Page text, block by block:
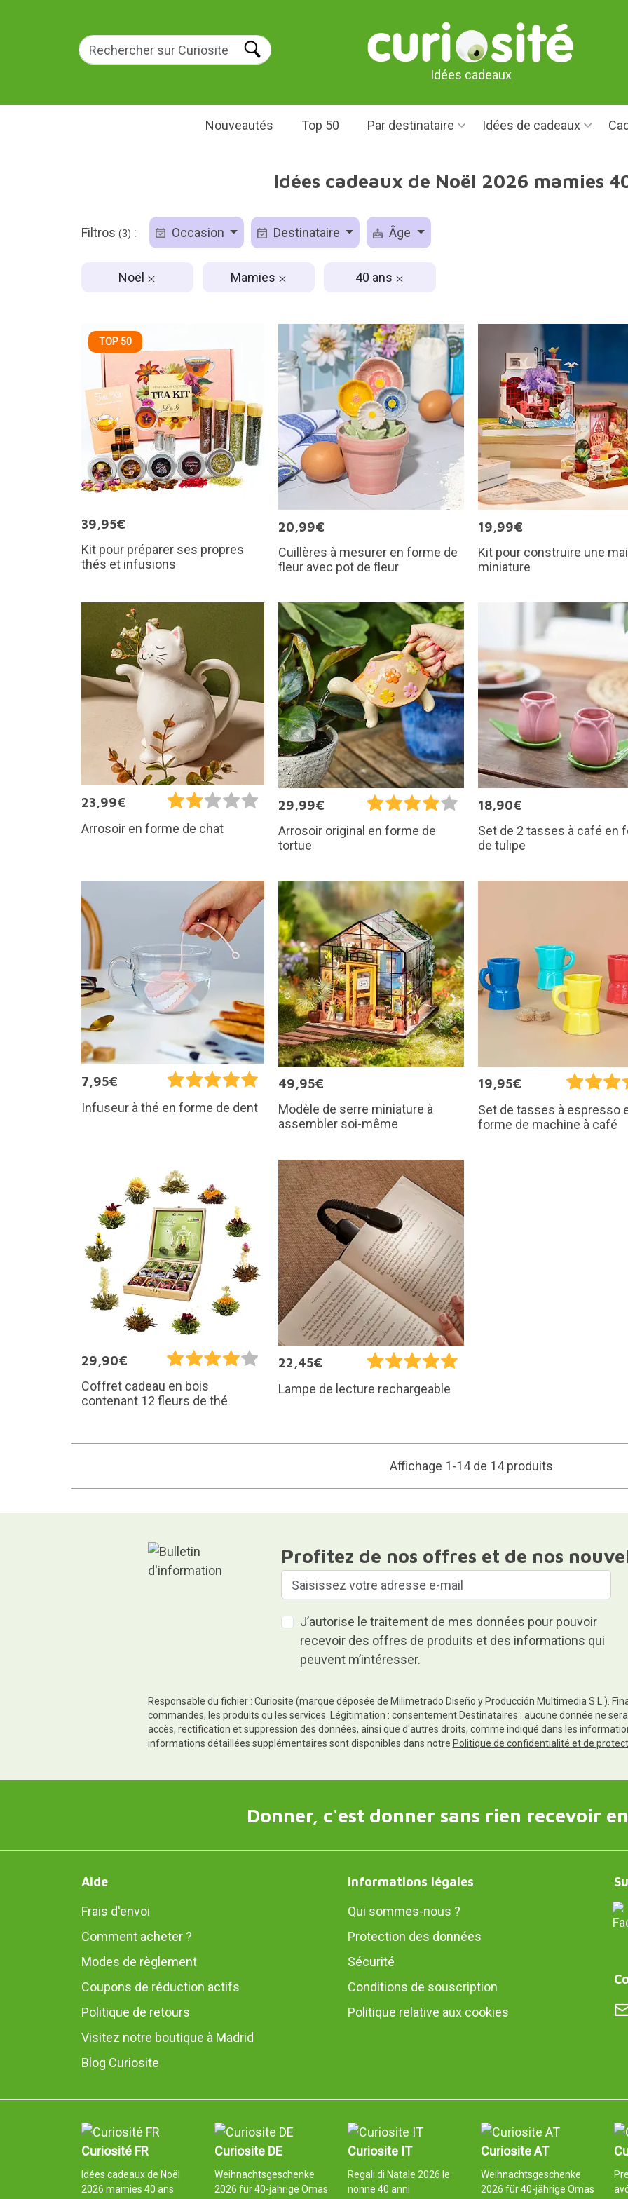
Idées cadeaux
Nouveautés Top 50 Par destinataire Idées de cadeaux
Idées cadeaux de Noël 2026 mamies
Filtros (3) : Occasion Destinataire Âge
Noël Mamies 40 ans
TOP 50
39,95€
Kit pour préparer ses propres
thés et infusions
20,99€
Cuillères à mesurer en forme de
fleur avec pot de fleur
19,99€
Kit pour construire une
miniature
23,99€
Arrosoir en forme de chat
29,99€
Arrosoir original en forme de
tortue
18,90€
Set de 2 tasses à café en
de tulipe
7,95€
Infuseur à thé en forme de dent
49,95€
Modèle de serre miniature à
assembler soi-même
19,95€
Set de tasses à espresso
forme de machine à café
29,90€
Coffret cadeau en bois
contenant 12 fleurs de thé
22,45€
Lampe de lecture rechargeable
Affichage 1-14 de 14 produits
Profitez de nos offres et de nos
J’autorise le traitement de mes données pour pouvoir
recevoir des offres de produits et des informations qui
peuvent m’intéresser.
Responsable du fichier : Curiosite (marque déposée de Milimetrado Diseño y Producción Multimedia S.L.).
commandes, les produits ou les services. Légitimation : consentement.Destinataires : aucune donnée ne
accès, rectification et suppression des données, ainsi que d'autres droits, comme indiqué dans les
informations détaillées supplémentaires sont disponibles dans notre Politique de confidentialité et de
Donner, c'est donner sans rien recevoir
Aide
Frais d'envoi
Comment acheter ?
Modes de règlement
Coupons de réduction actifs
Politique de retours
Visitez notre boutique à Madrid
Blog Curiosite
Informations légales
Qui sommes-nous ?
Protection des données
Sécurité
Conditions de souscription
Politique relative aux cookies
Curiosité FR
Idées cadeaux de Noël
2026 mamies 40 ans
Curiosite DE
Weihnachtsgeschenke
2026 für 40-jährige Omas
Curiosite IT
Regali di Natale 2026 le
nonne 40 anni
Curiosite AT
Weihnachtsgeschenke
2026 für 40-jährige Omas